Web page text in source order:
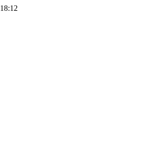
18:12